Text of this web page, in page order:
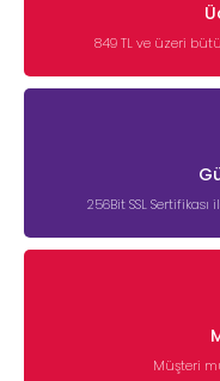
849 TL ve üzeri
256Bit SSL
Müşteri